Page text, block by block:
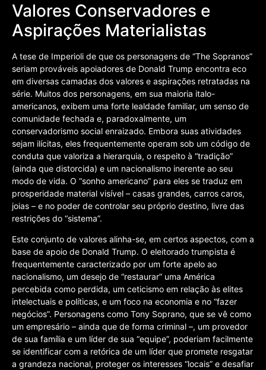
Valores Conservadores e
Aspirações Materialistas
A tese de Imperioli de que os personagens de “The Sopranos”
seriam prováveis apoiadores de Donald Trump encontra eco
em diversas camadas dos valores e aspirações retratadas na
série. Muitos dos personagens, em sua maioria italo-
americanos, exibem uma forte lealdade familiar, um senso de
comunidade fechada e, paradoxalmente, um
conservadorismo social enraizado. Embora suas atividades
sejam ilícitas, eles frequentemente operam sob um código de
conduta que valoriza a hierarquia, o respeito à “tradição”
(ainda que distorcida) e um nacionalismo inerente ao seu
modo de vida. O “sonho americano” para eles se traduz em
prosperidade material visível – casas grandes, carros caros,
joias – e no poder de controlar seu próprio destino, livre das
restrições do “sistema”.
Este conjunto de valores alinha-se, em certos aspectos, com a
base de apoio de Donald Trump. O eleitorado trumpista é
frequentemente caracterizado por um forte apelo ao
nacionalismo, um desejo de “restaurar” uma América
percebida como perdida, um ceticismo em relação às elites
intelectuais e políticas, e um foco na economia e no “fazer
negócios”. Personagens como Tony Soprano, que se vê como
um empresário – ainda que de forma criminal –, um provedor
de sua família e um líder de sua “equipe”, poderiam facilmente
se identificar com a retórica de um líder que promete resgatar
a grandeza nacional, proteger os interesses “locais” e desafiar